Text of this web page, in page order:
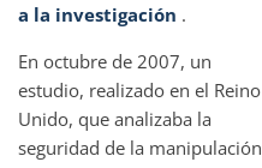
a la investigación .
En octubre de 2007, un
estudio, realizado en el Reino
Unido, que analizaba la
seguridad de la manipulación